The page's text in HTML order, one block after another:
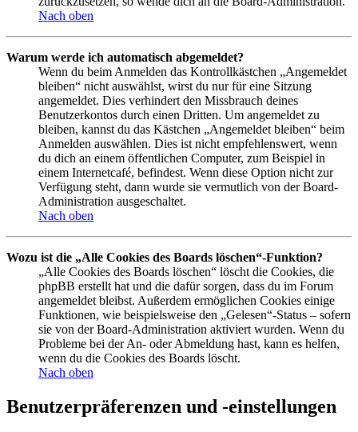
Nach oben
Warum werde ich automatisch abgemeldet?
Wenn du beim Anmelden das Kontrollkästchen „Angemeldet
bleiben“ nicht auswählst, wirst du nur für eine Sitzung
angemeldet. Dies verhindert den Missbrauch deines
Benutzerkontos durch einen Dritten. Um angemeldet zu
bleiben, kannst du das Kästchen „Angemeldet bleiben“ beim
Anmelden auswählen. Dies ist nicht empfehlenswert, wenn
du dich an einem öffentlichen Computer, zum Beispiel in
einem Internetcafé, befindest. Wenn diese Option nicht zur
Verfügung steht, dann wurde sie vermutlich von der Board-
Administration ausgeschaltet.
Nach oben
Wozu ist die „Alle Cookies des Boards löschen“-Funktion?
„Alle Cookies des Boards löschen“ löscht die Cookies, die
phpBB erstellt hat und die dafür sorgen, dass du im Forum
angemeldet bleibst. Außerdem ermöglichen Cookies einige
Funktionen, wie beispielsweise den „Gelesen“-Status – sofern
sie von der Board-Administration aktiviert wurden. Wenn du
Probleme bei der An- oder Abmeldung hast, kann es helfen,
wenn du die Cookies des Boards löscht.
Nach oben
Benutzerpräferenzen und -einstellungen